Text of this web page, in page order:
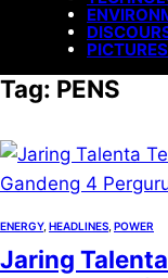
PICTURES
Tag: PENS
ENERGY, HEADLINES POWER
Jaring